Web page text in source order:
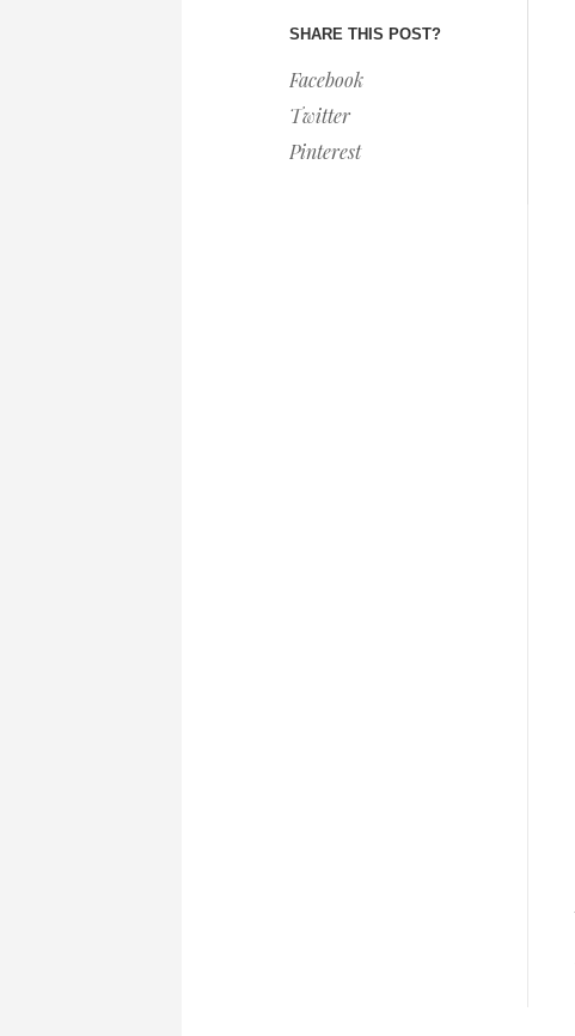
SHARE THIS POST?
Facebook
Twitter
Pinterest